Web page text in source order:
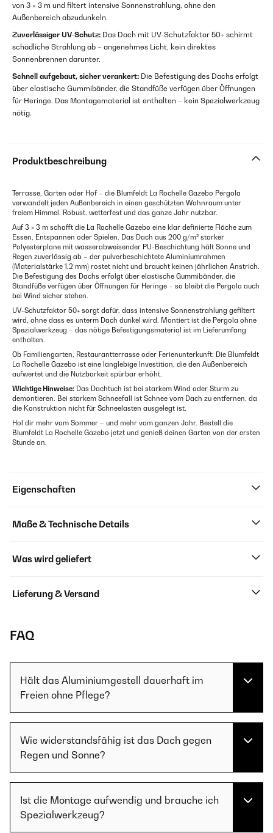
von 3 × 3 m und filtert intensive Sonnenstrahlung, ohne den
Außenbereich abzudunkeln.
Zuverlässiger UV-Schutz: Das Dach mit UV-Schutzfaktor 50+ schirmt
schädliche Strahlung ab – angenehmes Licht, kein direktes
Sonnenbrennen darunter.
Schnell aufgebaut, sicher verankert: Die Befestigung des Dachs erfolgt
über elastische Gummibänder, die Standfüße verfügen über Öffnungen
für Heringe. Das Montagematerial ist enthalten – kein Spezialwerkzeug
nötig.
Produktbeschreibung
Terrasse, Garten oder Hof – die Blumfeldt La Rochelle Gazebo Pergola
verwandelt jeden Außenbereich in einen geschützten Wohnraum unter
freiem Himmel. Robust, wetterfest und das ganze Jahr nutzbar.
Auf 3 × 3 m schafft die La Rochelle Gazebo eine klar definierte Fläche zum
Essen, Entspannen oder Spielen. Das Dach aus 200 g/m² starker
Polyesterplane mit wasserabweisender PU-Beschichtung hält Sonne und
Regen zuverlässig ab – der pulverbeschichtete Aluminiumrahmen
(Materialstärke 1,2 mm) rostet nicht und braucht keinen jährlichen Anstrich.
Die Befestigung des Dachs erfolgt über elastische Gummibänder, die
Standfüße verfügen über Öffnungen für Heringe – so bleibt die Pergola auch
bei Wind sicher stehen.
UV-Schutzfaktor 50+ sorgt dafür, dass intensive Sonnenstrahlung gefiltert
wird, ohne dass es unterm Dach dunkel wird. Montiert ist die Pergola ohne
Spezialwerkzeug – das nötige Befestigungsmaterial ist im Lieferumfang
enthalten.
Ob Familiengarten, Restaurantterrasse oder Ferienunterkunft: Die Blumfeldt
La Rochelle Gazebo ist eine langlebige Investition, die den Außenbereich
aufwertet und die Nutzbarkeit spürbar erhöht.
Wichtige Hinweise: Das Dachtuch ist bei starkem Wind oder Sturm zu
demontieren. Bei starkem Schneefall ist Schnee vom Dach zu entfernen, da
die Konstruktion nicht für Schneelasten ausgelegt ist.
Hol dir mehr vom Sommer – und mehr vom ganzen Jahr. Bestell die
Blumfeldt La Rochelle Gazebo jetzt und genieß deinen Garten von der ersten
Stunde an.
Eigenschaften
Maße & Technische Details
Was wird geliefert
Lieferung & Versand
FAQ
Hält das Aluminiumgestell dauerhaft im
Freien ohne Pflege?
Wie widerstandsfähig ist das Dach gegen
Regen und Sonne?
Ist die Montage aufwendig und brauche ich
Spezialwerkzeug?